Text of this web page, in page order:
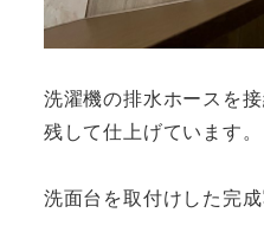
洗濯機の排水ホースを
残して仕上げています。
洗面台を取付けした完